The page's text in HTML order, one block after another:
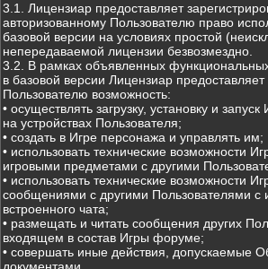
3.1. Лицензиар предоставляет
авторизованному Пользователю право
базовой версии на условиях простой
непередаваемой лицензии безвозмездно.
3.2. В рамках объявленных
в базовой версии Лицензиар
Пользователю возможность:
• осуществлять загрузку, установку и
на устройствах Пользователя;
• создать в Игре персонажа и управлять им;
• использовать технические возможности
игровыми предметами с другими
• использовать технические возможности
сообщениями с другими Пользователями с
встроенного чата;
• размещать и читать сообщения других
входящем в состав Игры форуме;
• совершать иные действия, допускаемые